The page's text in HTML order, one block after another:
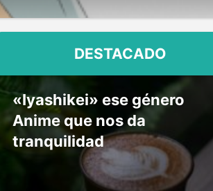
DESTACADO
«Iyashikei» ese género
Anime que nos da
tranquilidad